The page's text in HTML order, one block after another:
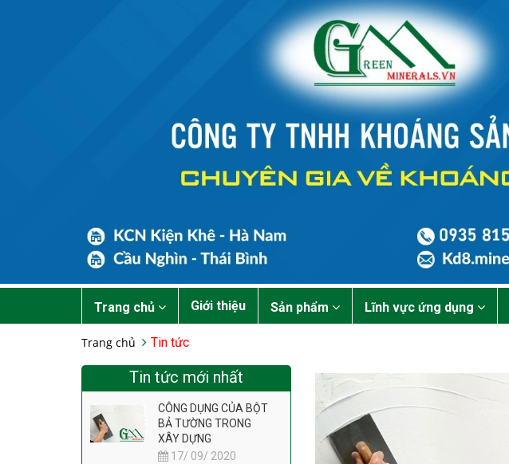
Trang chủ Giới thiệu Sản phẩm Lĩnh vực ứng dụng
Trang chủ Tin tức
Tin tức mới nhất
CÔNG DỤNG CỦA BỘT
BẢ TƯỜNG TRONG
XÂY DỰNG
17/ 09/ 2020